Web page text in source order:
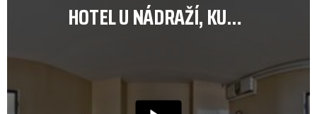
HOTEL U NÁDRAŽÍ, KUCHYŇKA